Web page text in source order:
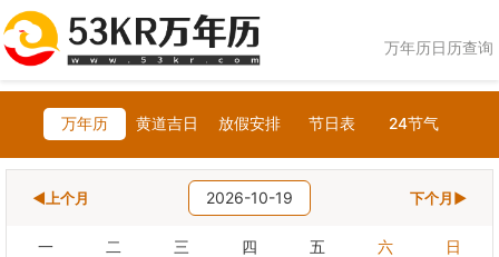
万年历日历查询
万年历 黄道吉日 放假安排 节日表 24节气
◀上个月 2026-10-19 下个月▶
一 二 三 四 五 六 日